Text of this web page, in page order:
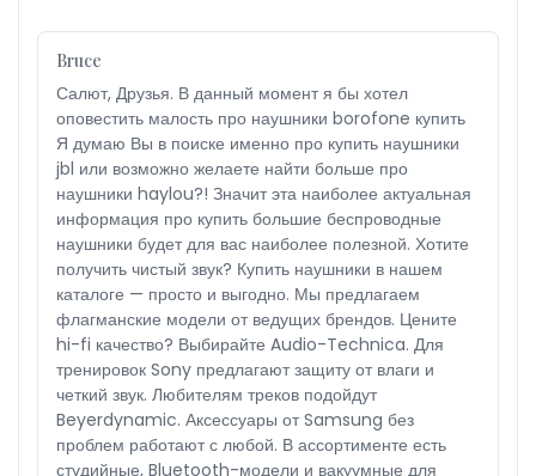
Bruce
Салют, Друзья. В данный момент я бы хотел
оповестить малость про наушники borofone купить
Я думаю Вы в поиске именно про купить наушники
jbl или возможно желаете найти больше про
наушники haylou?! Значит эта наиболее актуальная
информация про купить большие беспроводные
наушники будет для вас наиболее полезной. Хотите
получить чистый звук? Купить наушники в нашем
каталоге — просто и выгодно. Мы предлагаем
флагманские модели от ведущих брендов. Цените
hi-fi качество? Выбирайте Audio-Technica. Для
тренировок Sony предлагают защиту от влаги и
четкий звук. Любителям треков подойдут
Beyerdynamic. Аксессуары от Samsung без
проблем работают с любой. В ассортименте есть
студийные, Bluetooth-модели и вакуумные для